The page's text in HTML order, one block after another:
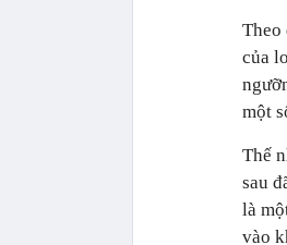
Theo
của
một
Thế
sau
là
vào